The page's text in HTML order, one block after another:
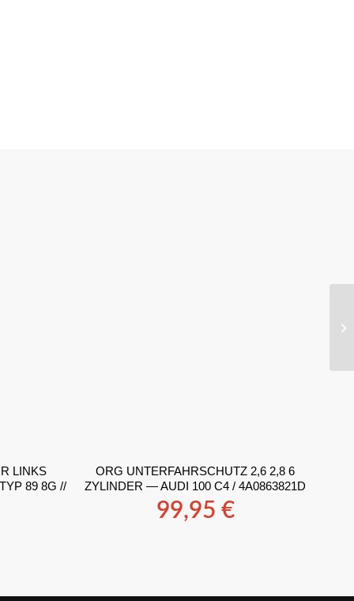
LINKS
89 8G //
ORG UNTERFAHRSCHUTZ 2,6 2,8 6
ZYLINDER — AUDI 100 C4 / 4A0863821D
99,95 €